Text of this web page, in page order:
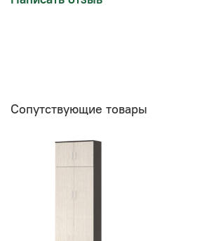
Сопутствующие товары